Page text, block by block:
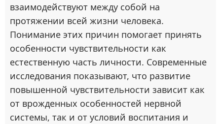
взаимодействуют между собой на
протяжении всей жизни человека.
Понимание этих причин помогает принять
особенности чувствительности как
естественную часть личности. Современные
исследования показывают, что развитие
повышенной чувствительности зависит как
от врожденных особенностей нервной
системы, так и от условий воспитания и